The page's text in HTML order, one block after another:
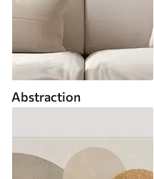
Abstraction